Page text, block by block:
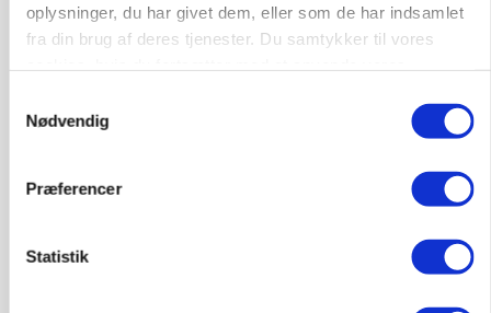
oplysninger, du har givet dem, eller som de har indsamlet
fra din brug af deres tjenester. Du samtykker til vores
Nødvendig
Præferencer
Statistik
AGROMEK
GRISE
Danish Crown slår igen i noteringsstrid: Tysk